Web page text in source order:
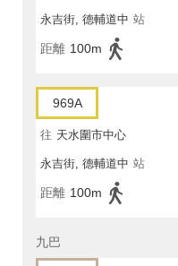
永吉街, 德輔道中 站
距離 100m
969A
往 天水圍市中心
永吉街, 德輔道中 站
距離 100m
九巴